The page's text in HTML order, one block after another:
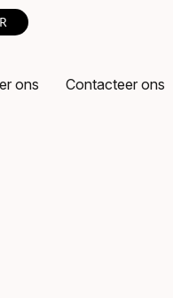
ons Contacteer ons